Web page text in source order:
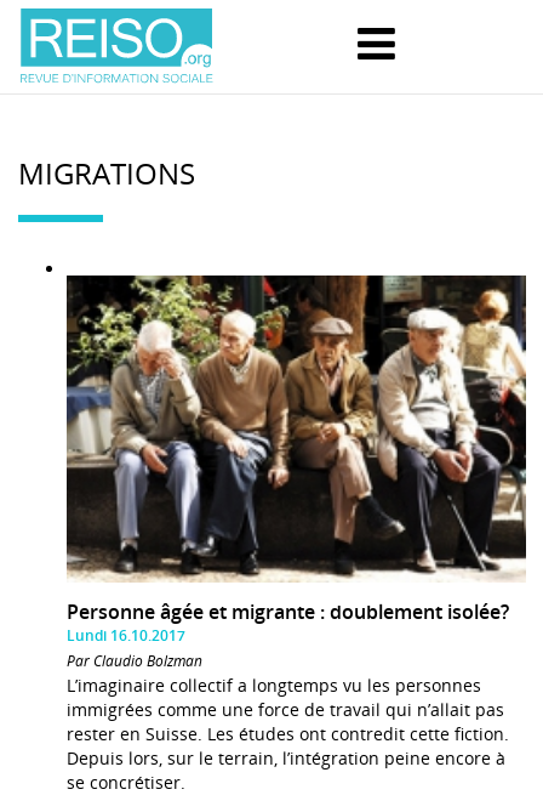
MIGRATIONS
Personne âgée et migrante : doublement isolée?
Lundi 16.10.2017
Par Claudio Bolzman
L’imaginaire collectif a longtemps vu les personnes
immigrées comme une force de travail qui n’allait pas
rester en Suisse. Les études ont contredit cette fiction.
Depuis lors, sur le terrain, l’intégration peine encore à
se concrétiser.